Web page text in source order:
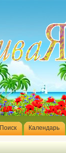
Поиск Календарь